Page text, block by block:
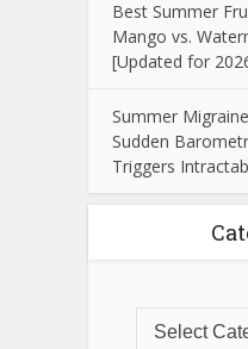
Best Summer
Mango vs.
[Updated for
Summer
Sudden
Triggers